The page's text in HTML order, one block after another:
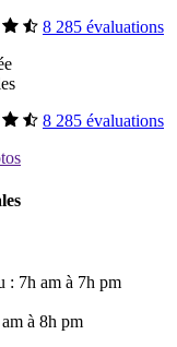
8 285 évaluations
8 285 évaluations
: 7h am à 7h pm
à 8h pm